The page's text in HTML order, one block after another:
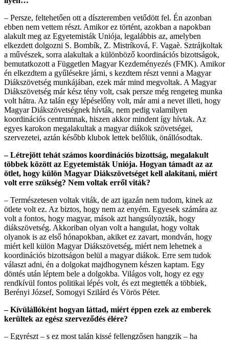
– Persze, feltehetően ott a díszteremben vetődött fel. Én azonban
ebben nem vettem részt. Amikor ez történt, azokban a napokban
alakult meg az Egyetemisták Uniója, legalábbis az, amelyben
elkezdett dolgozni S. Bombík, Z. Mistríková, F. Vagaè. Sztrájkoltak
a művészek, sorra alakultak a különböző koordinációs bizottságok,
bemutatkozott a Független Magyar Kezdeményezés (FMK). Amikor
én elkezdtem a gyűlésekre járni, s kezdtem részt venni a Magyar
Diákszövetség munkájában, ezek már mind megvoltak. A Magyar
Diákszövetség már kész tény volt, csak persze még rengeteg munka
volt hátra. Az talán egy lépéselőny volt, már ami a nevet illeti, hogy
Magyar Diákszövetségnek hívták, nem pedig valamilyen
koordinációs centrumnak, hiszen akkor mindent így hívtak. Az
egyes karokon megalakultak a magyar diákok szövetségei,
szervezetei, aztán később klubok lettek belőlük, önállósodtak.
– Létrejött tehát számos koordinációs bizottság, megalakult
többek között az Egyetemisták Uniója. Hogyan támadt az az
ötlet, hogy külön Magyar Diákszövetséget kell alakítani, miért
volt erre szükség? Nem voltak erről viták?
– Természetesen voltak viták, de azt igazán nem tudom, kinek az
ötlete volt ez. Az biztos, hogy nem az enyém. Egyesek számára az
volt a fontos, hogy magyar, mások azt hangsúlyozták, hogy
diákszövetség. Akkoriban olyan volt a hangulat, hogy voltak
olyanok is az első hónapokban, akiket ez zavart, mondván, hogy
miért kell külön Magyar Diákszövetség, miért nem lehetnek a
koordinációs bizottságon belül a magyar diákok. Erre sem tudok
választ adni, én a dolgokat majdhogynem készen kaptam. Egy
döntés után léptem bele a dolgokba. Világos volt, hogy ez egy
rendkívül fontos politikai lépés volt, és ezt megtették a többiek,
Berényi József, Somogyi Szilárd és Vörös Péter.
– Kívülállóként hogyan láttad, miért éppen ezek az emberek
kerültek az egész szerveződés élére?
– Egyrészt – s ez most talán kissé fellengzősen hangzik – ha